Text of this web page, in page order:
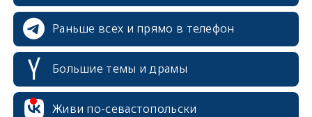
Раньше всех и прямо в телефон
Большие темы и драмы
Живи по-севастопольски
erid: 2SDnjcrDNw6